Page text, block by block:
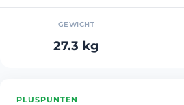
GEWICHT
27.3 kg
PLUSPUNTEN